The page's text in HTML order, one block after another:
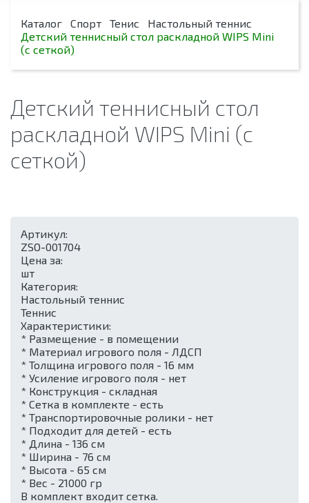
Каталог Спорт Тенис
Настольный теннис
Детский теннисный стол раскладной WIPS Mini
(с сеткой)
Детский теннисный стол
раскладной WIPS Mini (с
сеткой)
Артикул:
ZSO-001704
Цена за:
шт
Категория:
Настольный теннис
Теннис
Характеристики:
* Размещение - в помещении
* Материал игрового поля - ЛДСП
* Толщина игрового поля - 16 мм
* Усиление игрового поля - нет
* Конструкция - складная
* Сетка в комплекте - есть
* Транспортировочные ролики - нет
* Подходит для детей - есть
* Длина - 136 см
* Ширина - 76 см
* Высота - 65 см
* Вес - 21000 гр
В комплект входит сетка.